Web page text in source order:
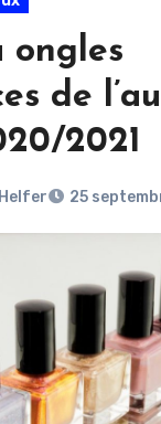
ongles
de
2021
25